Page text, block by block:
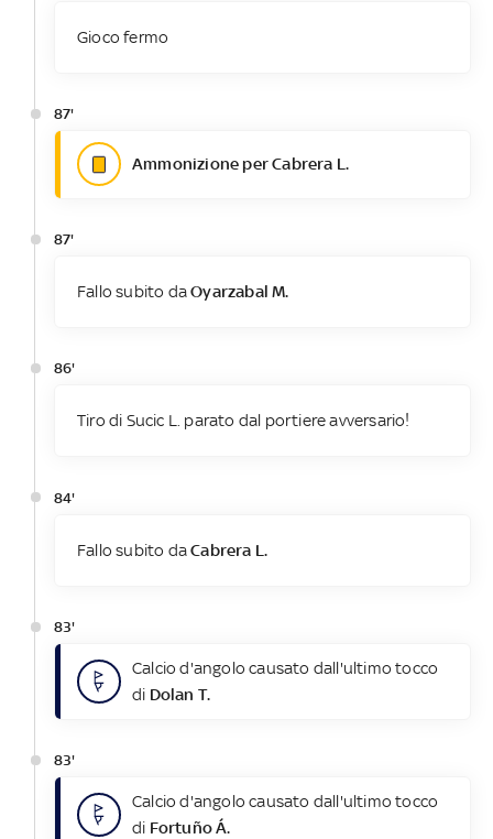
Gioco fermo
87'
Ammonizione per Cabrera L.
87'
Fallo subito daOyarzabal M.
86'
Tiro di Sucic L. parato dal portiere avversario!
84'
Fallo subito daCabrera L.
83'
Calcio d'angolo causato dall'ultimo tocco
di Dolan T.
83'
Calcio d'angolo causato dall'ultimo tocco
di Fortuño Á.